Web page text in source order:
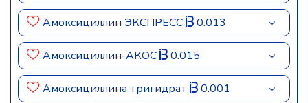
Амоксициллин ЭКСПРЕСС 0.013
Амоксициллин-АКОС 0.015
Амоксициллина тригидрат 0.001